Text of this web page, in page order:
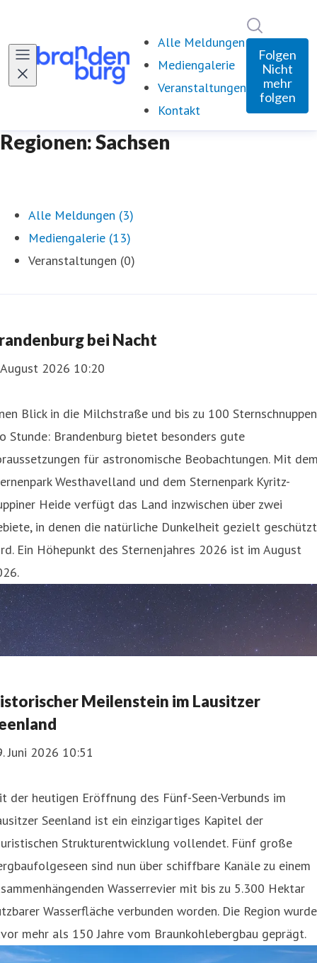
Alle Meldungen
Mediengalerie
Veranstaltungen
Kontakt
Folgen
Nicht
mehr
folgen
Regionen: Sachsen
Alle Meldungen (3)
Mediengalerie (13)
Veranstaltungen (0)
bei Nacht
2026 10:20
Blick in die Milchstraße und bis zu 100 Sternschnuppen
Stunde: Brandenburg bietet besonders gute
für astronomische Beobachtungen. Mit
Westhavelland und dem Sternenpark Kyritz-
Heide verfügt das Land inzwischen über zwei
in denen die natürliche Dunkelheit gezielt geschützt
Ein Höhepunkt des Sternenjahres 2026 ist im August
Meilenstein im Lausitzer
Juni 2026 10:51
der heutigen Eröffnung des Fünf-Seen-Verbunds im
Seenland ist ein einzigartiges Kapitel der
Strukturentwicklung vollendet. Fünf große
sind nun über schiffbare Kanäle zu einem
Wasserrevier mit bis zu 5.300 Hektar
Wasserfläche verbunden worden. Die Region wurde
mehr als 150 Jahre vom Braunkohlebergbau geprägt.